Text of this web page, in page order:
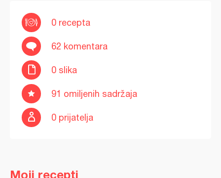
0 recepta
62 komentara
0 slika
91 omiljenih sadržaja
0 prijatelja
Moji recepti